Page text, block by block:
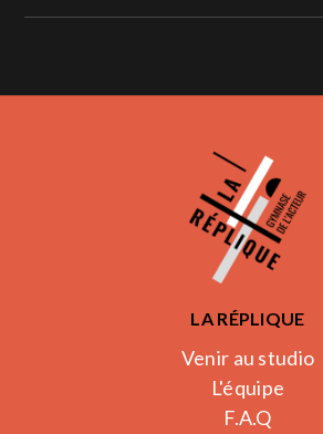
LA RÉPLIQUE
Venir au studio
L'équipe
F.A.Q